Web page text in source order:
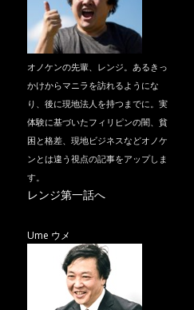
オノケンの先輩、レンジ。あるきっ
かけからマニラを訪れるようにな
り、後に現地法人を持つまでに。実
体験に基づいたフィリピンの闇、貧
困と格差、現地ビジネスなどオノケ
ンとは違う視点の記事をアップしま
す。
レンジ第一話へ
Ume ウメ